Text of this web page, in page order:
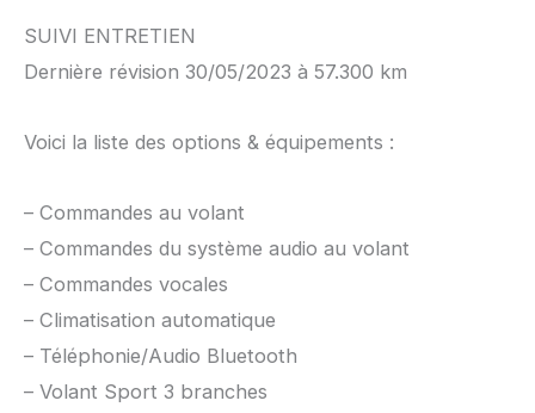
SUIVI ENTRETIEN
Dernière révision 30/05/2023 à 57.300 km
Voici la liste des options & équipements :
– Commandes au volant
– Commandes du système audio au volant
– Commandes vocales
– Climatisation automatique
– Téléphonie/Audio Bluetooth
– Volant Sport 3 branches